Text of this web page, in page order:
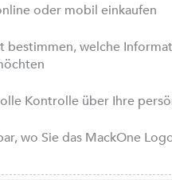
oder mobil einkaufen
bestimmen, welche
Kontrolle über Ihre
wo Sie das MackOne